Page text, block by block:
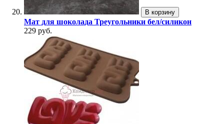
В корзину
Мат для шоколада Треугольники бел/силикон
229 руб.